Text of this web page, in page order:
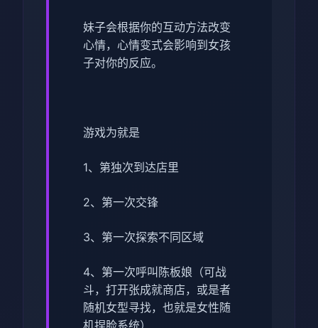
妹子会根据你的互动方法改变
心情，心情变式会影响到女孩
子对你的反应。
游戏为就是
1、第独次到达店里
2、第一次交锋
3、第一次探索不同区域
4、第一次呼叫陈板娘（可战
斗，打开张成就商店，或是者
随机女型寻找，也就是女性随
机捏脸系统）